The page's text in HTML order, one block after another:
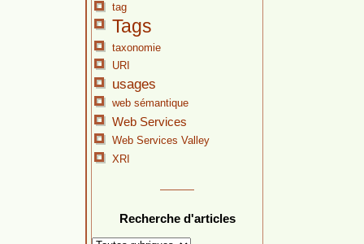
tag
Tags
taxonomie
URI
usages
web sémantique
Web Services
Web Services Valley
XRI
Recherche d'articles